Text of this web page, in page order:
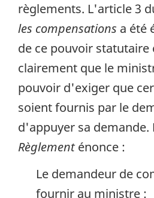
règlements. L'article 3
les compensations a été
de ce pouvoir statutaire
clairement que le
pouvoir d'exiger que
soient fournis par le
d'appuyer sa demande.
Règlementénonce :
Le demandeur de
fournir au ministre :